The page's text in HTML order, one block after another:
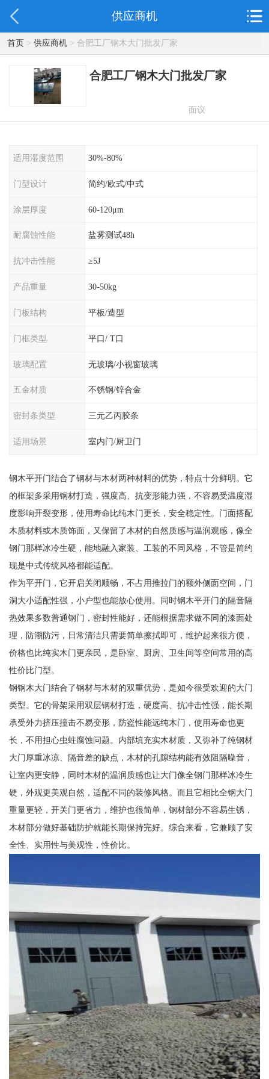
供应商机
首页> 供应商机> 合肥工厂钢木大门批发厂家
合肥工厂钢木大门批发厂家
面议
适用湿度范围 30%-80%
门型设计 简约/欧式/中式
涂层厚度 60-120μm
耐腐蚀性能 盐雾测试48h
抗冲击性能 ≥5J
产品重量 30-50kg
门板结构 平板/造型
门框类型 平口/ T口
玻璃配置 无玻璃/小视窗玻璃
五金材质 不锈钢/锌合金
密封条类型 三元乙丙胶条
适用场景 室内门/厨卫门
钢木平开门结合了钢材与木材两种材料的优势，特点十分鲜明。它
的框架多采用钢材打造，强度高、抗变形能力强，不容易受温度湿
度影响开裂变形，使用寿命比纯木门更长，安全稳定性。门面搭配
木质材料或木质饰面，又保留了木材的自然质感与温润观感，像全
钢门那样冰冷生硬，能地融入家装、工装的不同风格，不管是简约
现是中式传统风格都能适配。
作为平开门，它开启关闭顺畅，不占用推拉门的额外侧面空间，门
洞大小适配性强，小户型也能放心使用。同时钢木平开门的隔音隔
热效果多数普通钢门，密封性能好，还能根据需求做不同的漆面处
理，防潮防污，日常清洁只需要简单擦拭即可，维护起来很方便，
价格也比纯实木门更亲民，是卧室、厨房、卫生间等空间常用的高
性价比门型。
钢钢木大门结合了钢材与木材的双重优势，是如今很受欢迎的大门
类型。它的骨架采用双层钢材打造，硬度高、抗冲击性强，能长期
承受外力挤压撞击不易变形，防盗性能远纯木门，使用寿命也更
长，不用担心虫蛀腐蚀问题。内部填充实木材质，又弥补了纯钢材
大门厚重冰凉、隔音差的缺点，木材的孔隙结构能有效阻隔噪音，
让室内更安静，同时木材的温润质感也让大门像全钢门那样冰冷生
硬，外观更美观自然，适配不同的装修风格。而且它相比全钢大门
重量更轻，开关门更省力，维护也很简单，钢材部分不容易生锈，
木材部分做好基础防护就能长期保持完好。综合来看，它兼顾了安
全性、实用性与美观性，性价比。